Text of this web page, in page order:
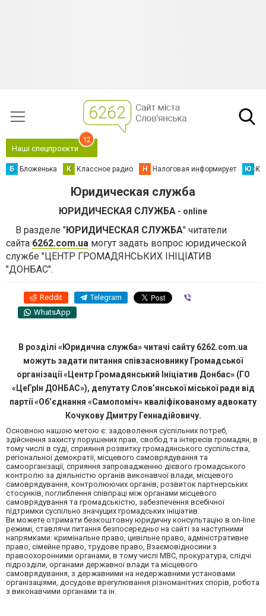
Наші спецпроєкти
12
Б Бложенька К Классное радио Н Налоговая информирует Ю
Юридическая служба
ЮРИДИЧЕСКАЯ СЛУЖБА - online
В разделе "ЮРИДИЧЕСКАЯ СЛУЖБА" читатели
сайта 6262.com.ua могут задать вопрос юридической
службе "ЦЕНТР ГРОМАДЯНСЬКИХ ІНІЦІАТИВ
"ДОНБАС".
Reddit Telegram
WhatsApp
В розділі «Юридична служба» читачі сайту 6262.com.ua
можуть задати питання співзасновнику Громадської
організації «Центр Громадянський Ініціатив Донбас» (ГО
«ЦеГрІн ДОНБАС»), депутату Слов’янської міської ради від
партії «Об’єднання «Самопоміч» кваліфікованому адвокату
Кочукову Дмитру Геннадійовичу.
Основною нашою метою є: задоволення суспільних потреб,
здійснення захисту порушених прав, свобод та інтересів громадян, в
тому числі в суді, сприяння розвитку громадянського суспільства,
регіональної демократії, місцевого самоврядування та
самоорганізації, сприяння запровадженню дієвого громадського
контролю за діяльністю органів виконавчої влади, місцевого
самоврядування, контролюючих органів, розвиток партнерських
стосунків, поглиблення співпраці між органами місцевого
самоврядування та громадськістю, забезпечення всебічної
підтримки суспільно значущих громадських ініціатив.
Ви можете отримати безкоштовну юридичну консультацію в on-line
режимі, ставлячи питання безпосередньо на сайті за наступними
напрямками: кримінальне право, цивільне право, адміністративне
право, сімейне право, трудове право, Взаємовідносини з
правоохоронними органами, в тому числі МВС, прокуратура, слідчі
підрозділи, органами державної влади та місцевого
самоврядування, з державними на недержавними установами
організаціями, досудове врегулювання різноманітних спорів, робота
з виконавчими органами та ін.